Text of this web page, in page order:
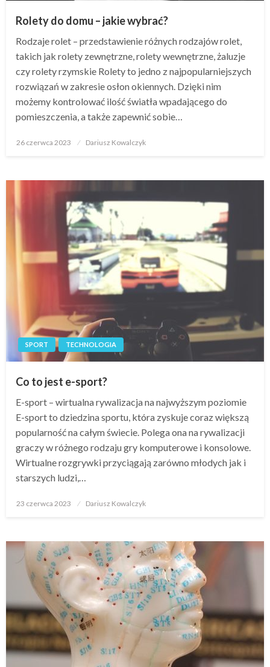
Rolety do domu – jakie wybrać?
Rodzaje rolet – przedstawienie różnych rodzajów rolet,
takich jak rolety zewnętrzne, rolety wewnętrzne, żaluzje
czy rolety rzymskie Rolety to jedno z najpopularniejszych
rozwiązań w zakresie osłon okiennych. Dzięki nim
możemy kontrolować ilość światła wpadającego do
pomieszczenia, a także zapewnić sobie…
Opublikowane
26 czerwca 2023 Dariusz Kowalczyk
SPORT TECHNOLOGIA
Co to jest e-sport?
E-sport – wirtualna rywalizacja na najwyższym poziomie
E-sport to dziedzina sportu, która zyskuje coraz większą
popularność na całym świecie. Polega ona na rywalizacji
graczy w różnego rodzaju gry komputerowe i konsolowe.
Wirtualne rozgrywki przyciągają zarówno młodych jak i
starszych ludzi,…
Opublikowane
23 czerwca 2023 Dariusz Kowalczyk